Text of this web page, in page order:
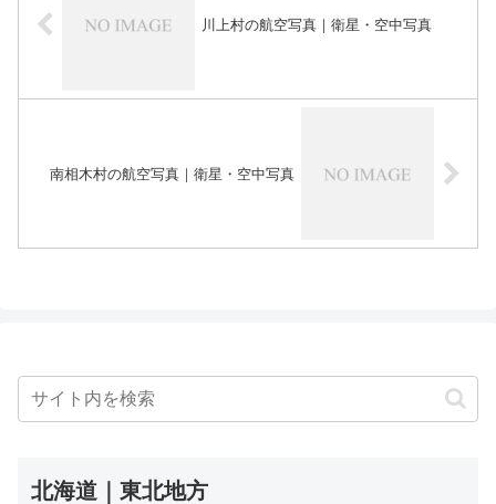
川上村の航空写真｜衛星・空中写真
南相木村の航空写真｜衛星・空中写真
北海道｜東北地方